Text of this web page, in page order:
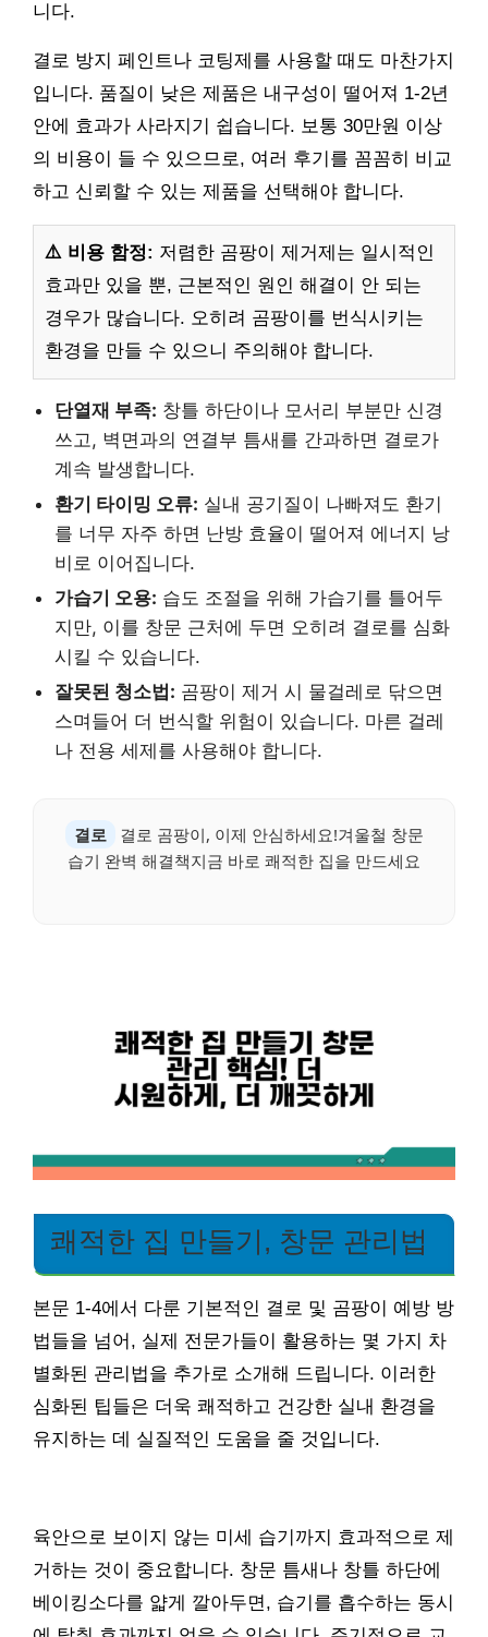
니다.
결로 방지 페인트나 코팅제를 사용할 때도 마찬가지
입니다. 품질이 낮은 제품은 내구성이 떨어져 1-2년
안에 효과가 사라지기 쉽습니다. 보통 30만원 이상
의 비용이 들 수 있으므로, 여러 후기를 꼼꼼히 비교
하고 신뢰할 수 있는 제품을 선택해야 합니다.
⚠️ 비용 함정: 저렴한 곰팡이 제거제는 일시적인
효과만 있을 뿐, 근본적인 원인 해결이 안 되는
경우가 많습니다. 오히려 곰팡이를 번식시키는
환경을 만들 수 있으니 주의해야 합니다.
단열재 부족: 창틀 하단이나 모서리 부분만 신경
쓰고, 벽면과의 연결부 틈새를 간과하면 결로가
계속 발생합니다.
환기 타이밍 오류: 실내 공기질이 나빠져도 환기
를 너무 자주 하면 난방 효율이 떨어져 에너지 낭
비로 이어집니다.
가습기 오용: 습도 조절을 위해 가습기를 틀어두
지만, 이를 창문 근처에 두면 오히려 결로를 심화
시킬 수 있습니다.
잘못된 청소법: 곰팡이 제거 시 물걸레로 닦으면
스며들어 더 번식할 위험이 있습니다. 마른 걸레
나 전용 세제를 사용해야 합니다.
결로
결로 곰팡이, 이제 안심하세요!겨울철 창문
습기 완벽 해결책지금 바로 쾌적한 집을 만드세요
쾌적한 집 만들기, 창문 관리법
본문 1-4에서 다룬 기본적인 결로 및 곰팡이 예방 방
법들을 넘어, 실제 전문가들이 활용하는 몇 가지 차
별화된 관리법을 추가로 소개해 드립니다. 이러한
심화된 팁들은 더욱 쾌적하고 건강한 실내 환경을
유지하는 데 실질적인 도움을 줄 것입니다.
육안으로 보이지 않는 미세 습기까지 효과적으로 제
거하는 것이 중요합니다. 창문 틈새나 창틀 하단에
베이킹소다를 얇게 깔아두면, 습기를 흡수하는 동시